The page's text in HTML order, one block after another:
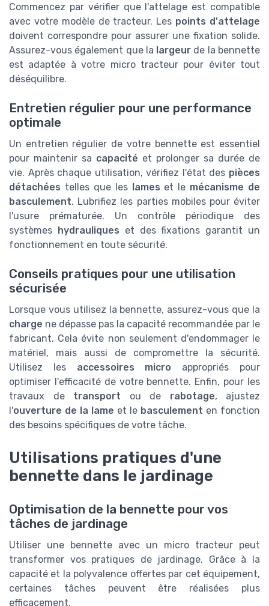
Commencez par vérifier que l'attelage est compatible
avec votre modèle de tracteur. Les points d'attelage
doivent correspondre pour assurer une fixation solide.
Assurez-vous également que la largeur de la bennette
est adaptée à votre micro tracteur pour éviter tout
déséquilibre.
Entretien régulier pour une performance
optimale
Un entretien régulier de votre bennette est essentiel
pour maintenir sa capacité et prolonger sa durée de
vie. Après chaque utilisation, vérifiez l'état des pièces
détachées telles que les lames et le mécanisme de
basculement. Lubrifiez les parties mobiles pour éviter
l'usure prématurée. Un contrôle périodique des
systèmes hydrauliques et des fixations garantit un
fonctionnement en toute sécurité.
Conseils pratiques pour une utilisation
sécurisée
Lorsque vous utilisez la bennette, assurez-vous que la
charge ne dépasse pas la capacité recommandée par le
fabricant. Cela évite non seulement d'endommager le
matériel, mais aussi de compromettre la sécurité.
Utilisez les accessoires micro appropriés pour
optimiser l'efficacité de votre bennette. Enfin, pour les
travaux de transport ou de rabotage, ajustez
l'ouverture de la lame et le basculement en fonction
des besoins spécifiques de votre tâche.
Utilisations pratiques d'une
bennette dans le jardinage
Optimisation de la bennette pour vos
tâches de jardinage
Utiliser une bennette avec un micro tracteur peut
transformer vos pratiques de jardinage. Grâce à la
capacité et la polyvalence offertes par cet équipement,
certaines tâches peuvent être réalisées plus
efficacement.